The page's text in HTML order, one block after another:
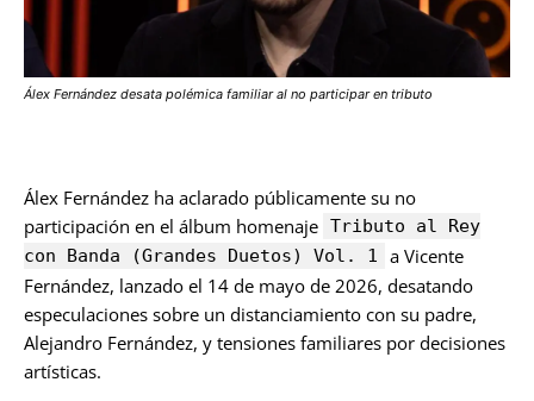
Álex Fernández desata polémica familiar al no participar en tributo
Álex Fernández ha aclarado públicamente su no
participación en el álbum homenaje Tributo al Rey
con Banda (Grandes Duetos) Vol. 1
a Vicente
Fernández, lanzado el 14 de mayo de 2026, desatando
especulaciones sobre un distanciamiento con su padre,
Alejandro Fernández, y tensiones familiares por decisiones
artísticas.